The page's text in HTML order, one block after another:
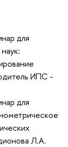
для
ИПС -
для
Л.А.